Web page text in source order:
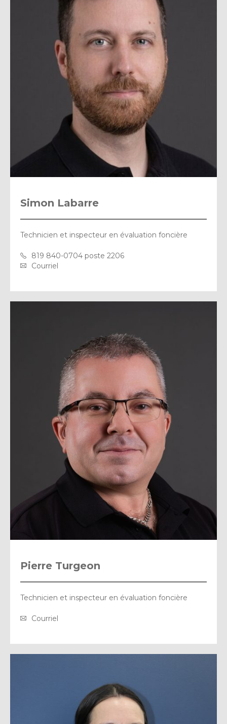
Simon Labarre
Technicien et inspecteur en évaluation foncière
819 840-0704 poste 2206
Courriel
Pierre Turgeon
Technicien et inspecteur en évaluation foncière
Courriel